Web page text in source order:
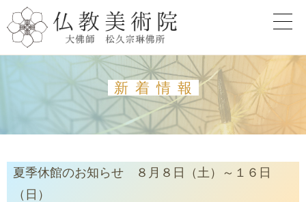
新着情報
夏季休館のお知らせ ８月８日（土）～１６日
（日）